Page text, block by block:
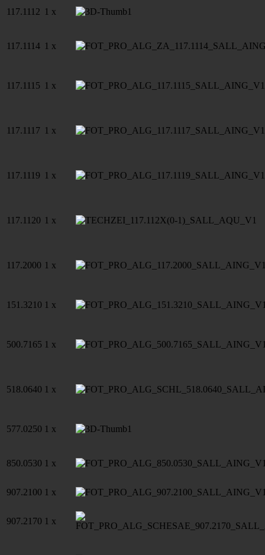
117.1112 1 x
117.1114 1 x
117.1115 1 x
117.1117 1 x
117.1119 1 x
117.1120 1 x
117.2000 1 x
151.3210 1 x
500.7165 1 x
518.0640 1 x
577.0250 1 x
850.0530 1 x
907.2100 1 x
907.2170 1 x